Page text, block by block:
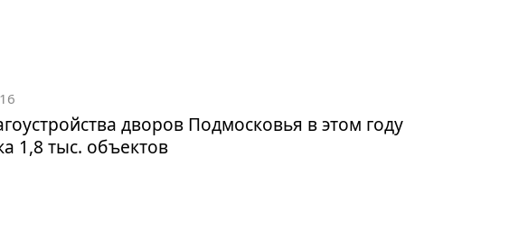
дворов Подмосковья в этом году
1,8 тыс. объектов